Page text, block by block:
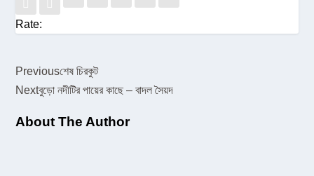
Rate:
Previousশেষ চিরকুট
Nextবুড়ো নদীটির পায়ের কাছে – বাদল সৈয়দ
About The Author